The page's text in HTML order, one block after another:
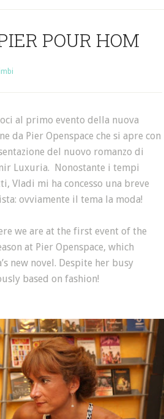
POUR HOM
al primo evento della nuova
da Pier Openspace che si apre con
del nuovo romanzo di
Luxuria. Nonostante i tempi
Vladi mi ha concesso una breve
ovviamente il tema la moda!
we are at the first event of the
at Pier Openspace, which
new novel. Despite her busy
based on fashion!